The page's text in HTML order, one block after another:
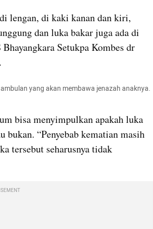
lengan, di kaki kanan dan kiri,
dan luka bakar juga ada di
Setukpa Kombes dr
yang akan membawa jenazah anaknya.
bisa menyimpulkan apakah luka
bukan. “Penyebab kematian masih
tersebut seharusnya tidak